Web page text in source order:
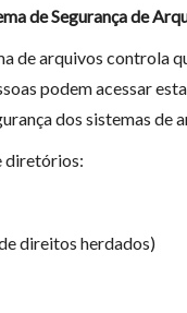
de Segurança de
de arquivos controla
podem acessar
dos sistemas de
diretórios:
direitos herdados)